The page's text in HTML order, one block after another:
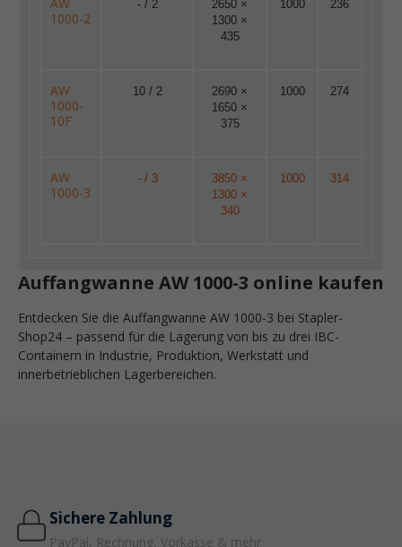
1000-2
- / 2
2650 ×
1300 ×
435
1000 236
AW
1000-
10F
10 / 2
2690 ×
1650 ×
375
1000 274
AW
1000-3
- / 3
3850 ×
1300 ×
340
1000 314
Auffangwanne AW 1000-3 online kaufen
Entdecken Sie die Auffangwanne AW 1000-3 bei Stapler-
Shop24 – passend für die Lagerung von bis zu drei IBC-
Containern in Industrie, Produktion, Werkstatt und
innerbetrieblichen Lagerbereichen.
Sichere Zahlung
PayPal, Rechnung, Vorkasse & mehr